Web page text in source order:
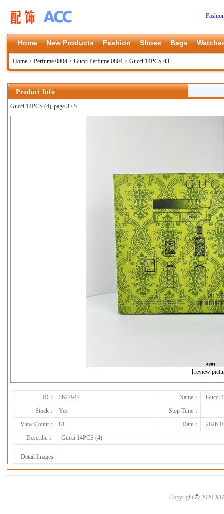
Home New Products Fashion Shoes Bags
Home > Perfume 0804 > Gucci Perfume 0804 > Gucci 14PCS 43
Product Info
Gucci 14PCS (4) page 3 / 5
【review
ID： 3627947 Name：
Gucci
Stock：
Yes
Stop Time：
View Count：
81 Date：
2026-
Describe：
Gucci 14PCS (4)
Detail Images
Copyright ©2020